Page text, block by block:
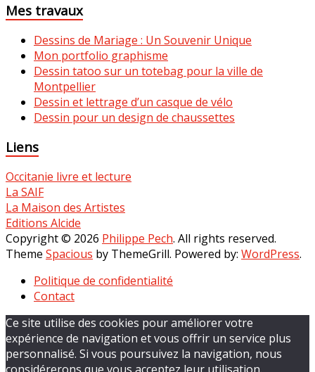
Mes travaux
Dessins de Mariage : Un Souvenir Unique
Mon portfolio graphisme
Dessin tatoo sur un totebag pour la ville de
Montpellier
Dessin et lettrage d’un casque de vélo
Dessin pour un design de chaussettes
Liens
Occitanie livre et lecture
La SAIF
La Maison des Artistes
Editions Alcide
Copyright © 2026 Philippe Pech. All rights reserved.
Theme Spacious by ThemeGrill. Powered by: WordPress.
Politique de confidentialité
Contact
Ce site utilise des cookies pour améliorer votre
expérience de navigation et vous offrir un service plus
personnalisé. Si vous poursuivez la navigation, nous